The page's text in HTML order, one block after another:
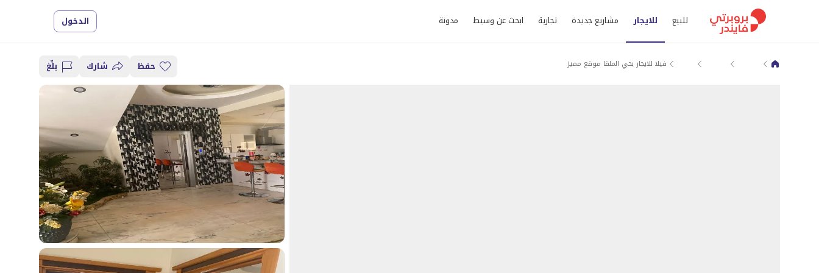
للبيع للايجار مشاريع جديدة تجارية ابحث عن وسيط مدونة الدخول
بيوت و فلل للايجار في الرياض
بيوت و فلل للايجار في الرياضفيلا للايجار بحي الملقا موقع مميز حفظ شارك بلِّغ